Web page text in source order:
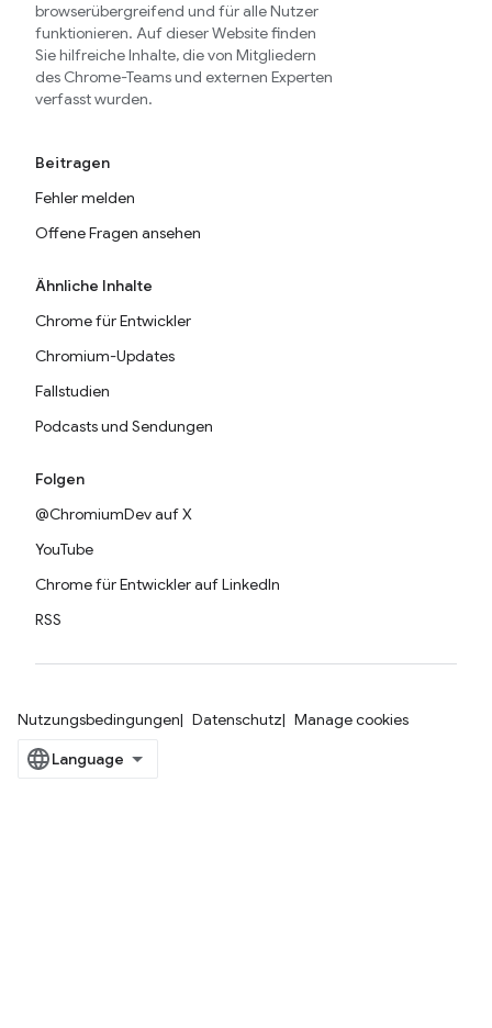
browserübergreifend und für alle Nutzer
funktionieren. Auf dieser Website finden
Sie hilfreiche Inhalte, die von Mitgliedern
des Chrome-Teams und externen Experten
verfasst wurden.
Beitragen
Fehler melden
Offene Fragen ansehen
Ähnliche Inhalte
Chrome für Entwickler
Chromium-Updates
Fallstudien
Podcasts und Sendungen
Folgen
@ChromiumDev auf X
YouTube
Chrome für Entwickler auf LinkedIn
RSS
Nutzungsbedingungen Datenschutz Manage cookies